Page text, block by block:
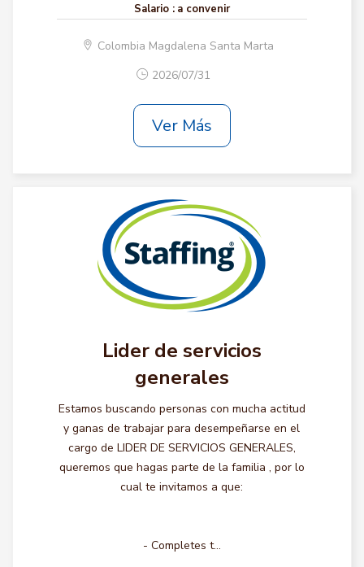
Salario : a convenir
Colombia Magdalena Santa Marta
2026/07/31
Ver Más
Lider de servicios
generales
Estamos buscando personas con mucha actitud
y ganas de trabajar para desempeñarse en el
cargo de LIDER DE SERVICIOS GENERALES,
queremos que hagas parte de la familia , por lo
cual te invitamos a que:
- Completes t...